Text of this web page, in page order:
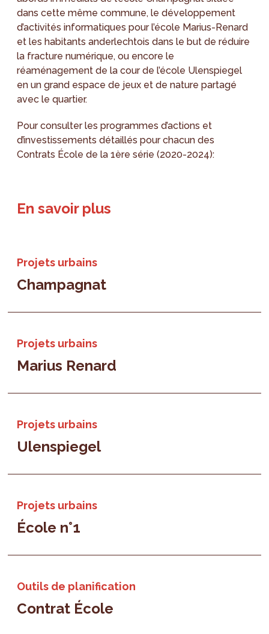
dans cette même commune, le développement
d’activités informatiques pour l’école Marius-Renard
et les habitants anderlechtois dans le but de réduire
la fracture numérique, ou encore le
réaménagement de la cour de l’école Ulenspiegel
en un grand espace de jeux et de nature partagé
avec le quartier.
Pour consulter les programmes d’actions et
d’investissements détaillés pour chacun des
Contrats École de la 1ère série (2020-2024):
En savoir plus
Projets urbains
Champagnat
Projets urbains
Marius Renard
Projets urbains
Ulenspiegel
Projets urbains
École n°1
Outils de planification
Contrat École